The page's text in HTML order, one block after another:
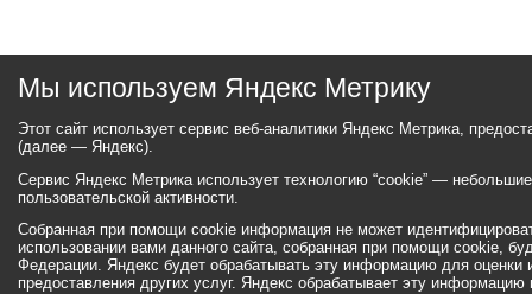
Мы используем Яндекс Метрику
Этот сайт использует сервис веб-аналитики Яндекс Метрика,
(далее — Яндекс).
Сервис Яндекс Метрика использует технологию “cookie” —
пользовательской активности.
Собранная при помощи cookie информация не может
использовании вами данного сайта, собранная при помощи cookie,
Федерации. Яндекс будет обрабатывать эту информацию для оценки
предоставления других услуг. Яндекс обрабатывает эту